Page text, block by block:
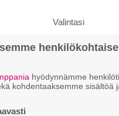
Valintasi
hyödynnämme
kohdentaaksemme sisältöä